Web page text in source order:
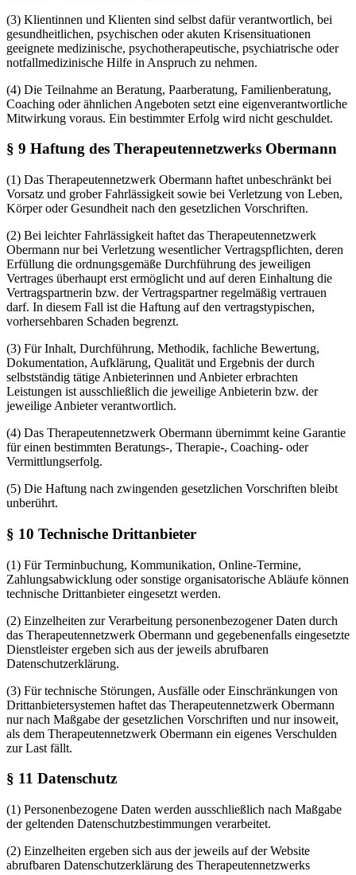
(3) Klientinnen und Klienten sind selbst dafür verantwortlich, bei
gesundheitlichen, psychischen oder akuten Krisensituationen
geeignete medizinische, psychotherapeutische, psychiatrische oder
notfallmedizinische Hilfe in Anspruch zu nehmen.
(4) Die Teilnahme an Beratung, Paarberatung, Familienberatung,
Coaching oder ähnlichen Angeboten setzt eine eigenverantwortliche
Mitwirkung voraus. Ein bestimmter Erfolg wird nicht geschuldet.
§ 9 Haftung des Therapeutennetzwerks Obermann
(1) Das Therapeutennetzwerk Obermann haftet unbeschränkt bei
Vorsatz und grober Fahrlässigkeit sowie bei Verletzung von Leben,
Körper oder Gesundheit nach den gesetzlichen Vorschriften.
(2) Bei leichter Fahrlässigkeit haftet das Therapeutennetzwerk
Obermann nur bei Verletzung wesentlicher Vertragspflichten, deren
Erfüllung die ordnungsgemäße Durchführung des jeweiligen
Vertrages überhaupt erst ermöglicht und auf deren Einhaltung die
Vertragspartnerin bzw. der Vertragspartner regelmäßig vertrauen
darf. In diesem Fall ist die Haftung auf den vertragstypischen,
vorhersehbaren Schaden begrenzt.
(3) Für Inhalt, Durchführung, Methodik, fachliche Bewertung,
Dokumentation, Aufklärung, Qualität und Ergebnis der durch
selbstständig tätige Anbieterinnen und Anbieter erbrachten
Leistungen ist ausschließlich die jeweilige Anbieterin bzw. der
jeweilige Anbieter verantwortlich.
(4) Das Therapeutennetzwerk Obermann übernimmt keine Garantie
für einen bestimmten Beratungs-, Therapie-, Coaching- oder
Vermittlungserfolg.
(5) Die Haftung nach zwingenden gesetzlichen Vorschriften bleibt
unberührt.
§ 10 Technische Drittanbieter
(1) Für Terminbuchung, Kommunikation, Online-Termine,
Zahlungsabwicklung oder sonstige organisatorische Abläufe können
technische Drittanbieter eingesetzt werden.
(2) Einzelheiten zur Verarbeitung personenbezogener Daten durch
das Therapeutennetzwerk Obermann und gegebenenfalls eingesetzte
Dienstleister ergeben sich aus der jeweils abrufbaren
Datenschutzerklärung.
(3) Für technische Störungen, Ausfälle oder Einschränkungen von
Drittanbietersystemen haftet das Therapeutennetzwerk Obermann
nur nach Maßgabe der gesetzlichen Vorschriften und nur insoweit,
als dem Therapeutennetzwerk Obermann ein eigenes Verschulden
zur Last fällt.
§ 11 Datenschutz
(1) Personenbezogene Daten werden ausschließlich nach Maßgabe
der geltenden Datenschutzbestimmungen verarbeitet.
(2) Einzelheiten ergeben sich aus der jeweils auf der Website
abrufbaren Datenschutzerklärung des Therapeutennetzwerks